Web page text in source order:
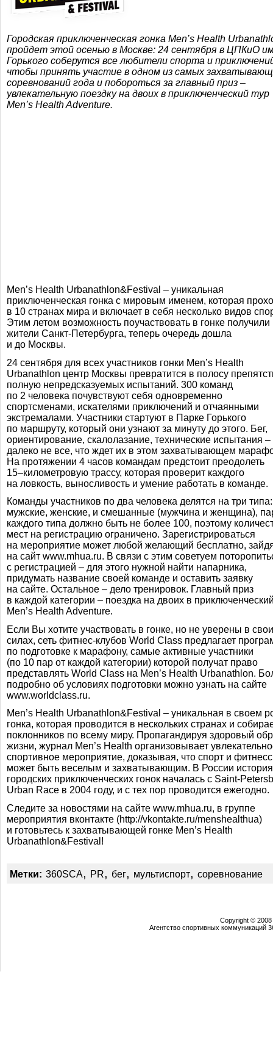
Городская приключенческая гонка Men’s Health
пройдет этой осенью в Москве: 24 сентября в ЦПКиО
Горького соберутся все любители спорта и
чтобы принять участие в одном из самых
соревнований года и побороться за главный приз –
увлекательную поездку на двоих в приключенческий тур
Men’s Health Adventure.
Men’s Health Urbanathlon&Festival – уникальная
приключенческая гонка с мировым именем, которая
в 10 странах мира и включает в себя несколько видов
Этим летом возможность поучаствовать в гонке получили
жители Санкт-Петербурга, теперь очередь дошла
и до Москвы.
24 сентября для всех участников гонки Men’s Health
Urbanathlon центр Москвы превратится в полосу
полную непредсказуемых испытаний. 300 команд
по 2 человека почувствуют себя одновременно
спортсменами, искателями приключений и отчаянными
экстремалами. Участники стартуют в Парке Горького
по маршруту, который они узнают за минуту до этого. Бег,
ориентирование, скалолазание, технические испытания –
далеко не все, что ждет их в этом захватывающем
На протяжении 4 часов командам предстоит преодолеть
15–километровую трассу, которая проверит каждого
на ловкость, выносливость и умение работать в команде.
Команды участников по два человека делятся на три типа:
мужские, женские, и смешанные (мужчина и женщина),
каждого типа должно быть не более 100, поэтому
мест на регистрацию ограничено. Зарегистрироваться
на мероприятие может любой желающий бесплатно,
на сайт www.mhua.ru. В связи с этим советуем
с регистрацией – для этого нужной найти напарника,
придумать название своей команде и оставить заявку
на сайте. Остальное – дело тренировок. Главный приз
в каждой категории – поездка на двоих в
Men’s Health Adventure.
Если Вы хотите участвовать в гонке, но не уверены в
силах, сеть фитнес-клубов World Class предлагает
по подготовке к марафону, самые активные участники
(по 10 пар от каждой категории) которой получат право
представлять World Class на Men’s Health Urbanathlon.
подробно об условиях подготовки можно узнать на сайте
www.worldclass.ru.
Men’s Health Urbanathlon&Festival – уникальная в своем
гонка, которая проводится в нескольких странах и
поклонников по всему миру. Пропагандируя здоровый
жизни, журнал Men’s Health организовывает
спортивное мероприятие, доказывая, что спорт и фитнесс
может быть веселым и захватывающим. В России история
городских приключенческих гонок началась с Saint-
Urban Race в 2004 году, и с тех пор проводится ежегодно.
Следите за новостями на сайте www.mhua.ru, в группе
мероприятия вконтакте (http://vkontakte.ru/menshealthua)
и готовьтесь к захватывающей гонке Men’s Health
Urbanathlon&Festival!
Метки: 360SCA, PR, бег, мультиспорт, соревнование
Copyright © 2008
Агентство спортивных коммуникаций